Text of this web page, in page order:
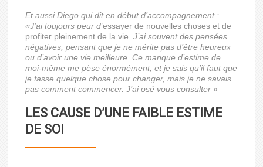
Et aussi Diego qui dit en début d’accompagnement :
«J’ai toujours peur d’essayer de nouvelles choses et de
profiter pleinement de la vie.J’ai souvent des pensées
négatives, pensant que je ne mérite pas d’être heureux
ou d’avoir une vie meilleure. Ce manque d’estime de
moi-même me pèse énormément, et je sais qu’il faut que
je fasse quelque chose pour changer, mais je ne savais
pas comment commencer. J’ai osé vous consulter »
LES CAUSE D’UNE FAIBLE ESTIME
DE SOI